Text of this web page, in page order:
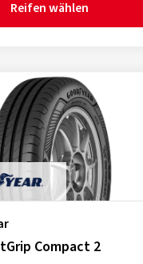
Reifen wählen
Compact 2